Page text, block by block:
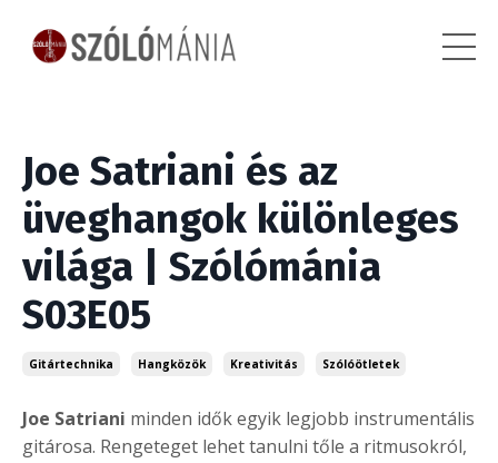
Joe Satriani és az
üveghangok különleges
világa | Szólómánia
S03E05
Gitártechnika Hangközök Kreativitás Szólóötletek
Joe Satriani minden idők egyik legjobb instrumentális
gitárosa. Rengeteget lehet tanulni tőle a ritmusokról,